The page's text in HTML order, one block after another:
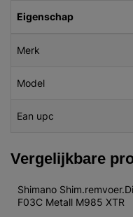
Eigenschap
Merk
Model
Ean upc
Vergelijkbare
Shimano
F03C Metall M985 XTR